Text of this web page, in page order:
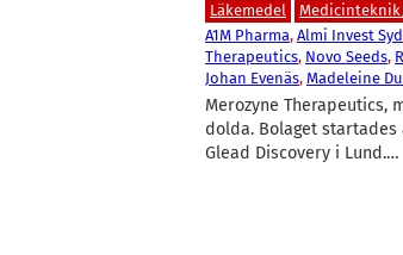
Läkemedel
A1M Pharma, Almi Invest Syd
Therapeutics, Novo Seeds,
Johan Evenäs, Madeleine
Merozyne Therapeutics,
dolda. Bolaget
Glead Discovery i Lund.…